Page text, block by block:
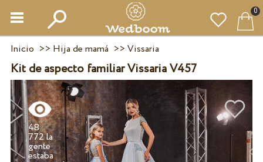
0
Inicio >> Hija de mamá >> Vissaria
Kit de aspecto familiar Vissaria V457
48
772 la
gente
estaba